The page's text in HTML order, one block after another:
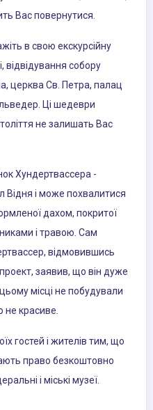
Вас повернутися.
в свою екскурсійну
відвідування собору
церква Св. Петра, палац
Ці шедеври
не залишать Вас
Хундертвассера -
Відня і може похвалитися
дахом, покритої
і травою. Сам
відмовившись
заявив, що він дуже
місці не побудували
не красиве.
гостей і жителів тим, що
право безкоштовно
і міські музеї.